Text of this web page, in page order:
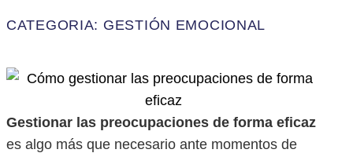
CATEGORIA: GESTIÓN EMOCIONAL
Gestionar las preocupaciones de forma eficaz
es algo más que necesario ante momentos de